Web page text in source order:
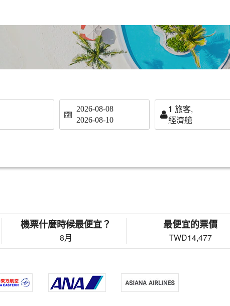
2026-08-08
2026-08-10
1 旅客,
經濟艙
機票什麼時候最便宜？
8月
最便宜的票價
TWD14,477